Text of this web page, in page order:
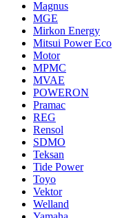
Magnus
MGE
Mirkon Energy
Mitsui Power Eco
Motor
MPMC
MVAE
POWERON
Pramac
REG
Rensol
SDMO
Teksan
Tide Power
Toyo
Vektor
Welland